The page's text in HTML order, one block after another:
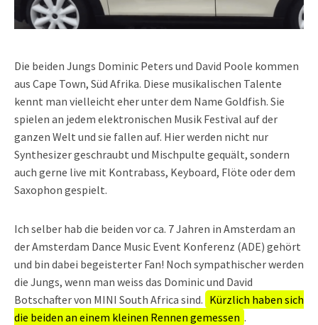
Die beiden Jungs Dominic Peters und David Poole kommen
aus Cape Town, Süd Afrika. Diese musikalischen Talente
kennt man vielleicht eher unter dem Name Goldfish. Sie
spielen an jedem elektronischen Musik Festival auf der
ganzen Welt und sie fallen auf. Hier werden nicht nur
Synthesizer geschraubt und Mischpulte gequält, sondern
auch gerne live mit Kontrabass, Keyboard, Flöte oder dem
Saxophon gespielt.
Ich selber hab die beiden vor ca. 7 Jahren in Amsterdam an
der Amsterdam Dance Music Event Konferenz (ADE) gehört
und bin dabei begeisterter Fan! Noch sympathischer werden
die Jungs, wenn man weiss das Dominic und David
Botschafter von MINI South Africa sind. Kürzlich haben sich
die beiden an einem kleinen Rennen gemessen .